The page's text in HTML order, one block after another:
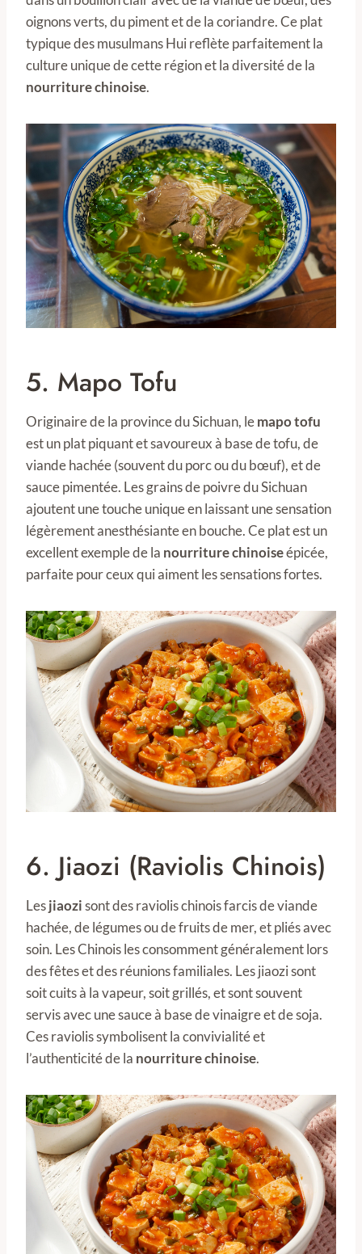
oignons verts, du piment et de la coriandre. Ce plat
typique des musulmans Hui reflète parfaitement la
culture unique de cette région et la diversité de la
nourriture chinoise.
5. Mapo Tofu
Originaire de la province du Sichuan, lemapo tofu
est un plat piquant et savoureux à base de tofu, de
viande hachée (souvent du porc ou du bœuf), et de
sauce pimentée. Les grains de poivre du Sichuan
ajoutent une touche unique en laissant une sensation
légèrement anesthésiante en bouche. Ce plat est un
excellent exemple de la nourriture chinoiseépicée,
parfaite pour ceux qui aiment les sensations fortes.
6. Jiaozi (Raviolis Chinois)
Lesjiaozisont des raviolis chinois farcis de viande
hachée, de légumes ou de fruits de mer, et pliés avec
soin. Les Chinois les consomment généralement lors
des fêtes et des réunions familiales. Les jiaozi sont
soit cuits à la vapeur, soit grillés, et sont souvent
servis avec une sauce à base de vinaigre et de soja.
Ces raviolis symbolisent la convivialité et
l’authenticité de la nourriture chinoise.